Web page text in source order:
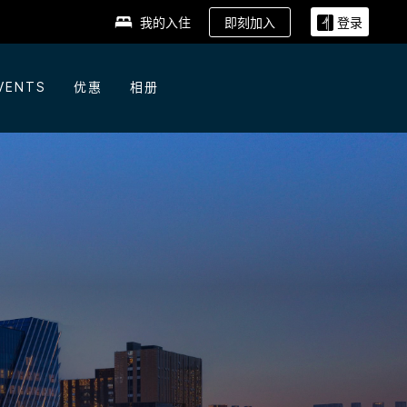
我的入住 即刻加入 登录
优惠 相册